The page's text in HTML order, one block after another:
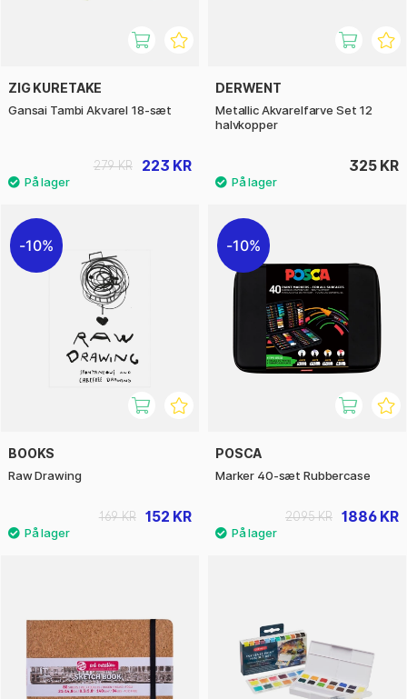
ZIG KURETAKE
Gansai Tambi Akvarel 18-sæt
223 KR
279 KR
DERWENT
Metallic Akvarelfarve Set 12
halvkopper
325 KR
10%
BOOKS
Raw Drawing
152 KR
169 KR
10%
POSCA
Marker 40-sæt Rubbercase
1886 KR
2095 KR